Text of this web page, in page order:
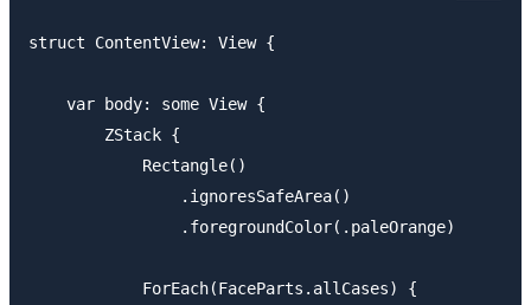
struct ContentView: View {
    var body: some View {
        ZStack {
            Rectangle()
                .ignoresSafeArea()
                .foregroundColor(.paleOrange)
            ForEach(FaceParts.allCases) {